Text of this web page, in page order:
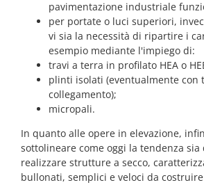
pavimentazione industriale
per portate o luci superiori,
vi sia la necessità di ripartire i
esempio mediante l'impiego di:
travi a terra in profilato HEA o
plinti isolati (eventualmente con
collegamento);
micropali.
In quanto alle opere in elevazione,
sottolineare come oggi la tendenza sia
realizzare strutture a secco,
bullonati, semplici e veloci da